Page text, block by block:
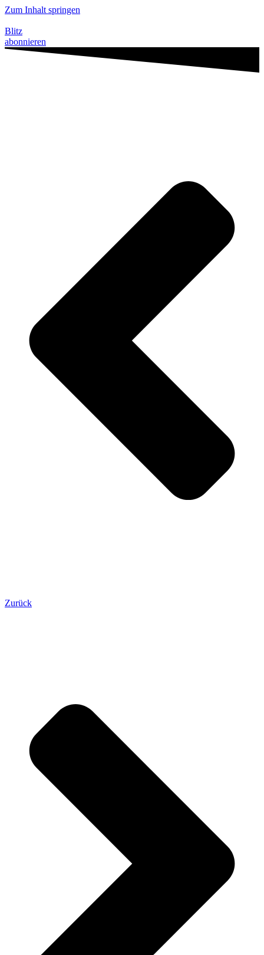
Zum Inhalt springen
Blitz
abonnieren
Zurück